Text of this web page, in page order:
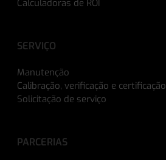
Calculadoras de ROI
SERVIÇO
Manutenção
Calibração, verificação e certificação
Solicitação de serviço
PARCERIAS